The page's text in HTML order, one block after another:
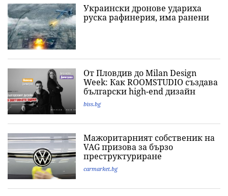
Украински дронове удариха
руска рафинерия, има ранени
От Пловдив до Milan Design
Week: Как ROOMSTUDIO създава
български high-end дизайн
biss.bg
Мажоритарният собственик на
VAG призова за бързо
преструктуриране
carmarket.bg